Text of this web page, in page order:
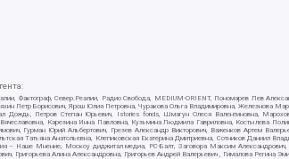
Фактограф, Север.Реалии, Радио Свобода, MEDIUM-ORIENT, Пономарев Лев
Петр Борисович, Ярош Юлия Петровна, Чуракова Ольга Владимировна, Железнова
Дождь, Петров Степан Юрьевич, Istories fonds, Шмагун Олеся Валентиновна,
Карезина Инна Павловна, Кузьмина Людмила Гавриловна, Костылева
Гурман Юрий Альбертович, Грезев Александр Викторович, Важенков Артем
Анатольевна, Клепиковская Екатерина Дмитриевна, Сотников Даниил
– Наше Мнение, Москоу диджитал медиа, РС-Балт, Заговора Максим
Григорьева Алина Александровна, Григорьев Андрей Валерьевич , Гималова Регина